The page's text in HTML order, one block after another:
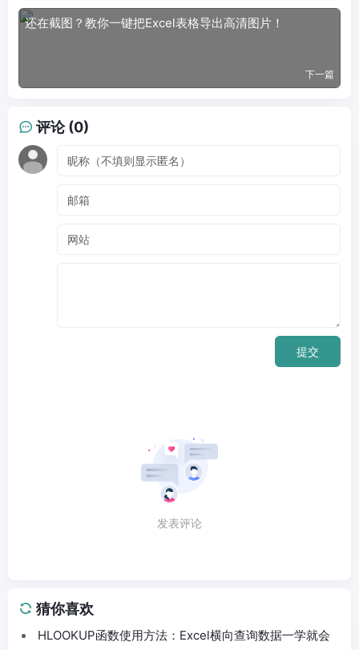
还在截图？教你一键把Excel表格导出高清图片！
下一篇
评论 (0)
提交
发表评论
猜你喜欢
HLOOKUP函数使用方法：Excel横向查询数据一学就会